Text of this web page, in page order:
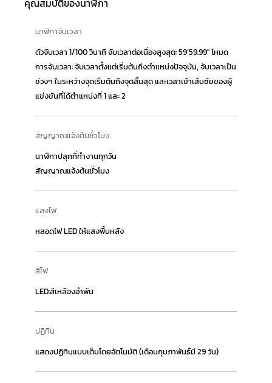
นาฬิกาจับเวลา
ตัวจับเวลา 1/100 วินาที จับเวลาต่อเนื่องสูงสุด: 59’59.99″ โหมด
การจับเวลา: จับเวลาตั้งแต่เริ่มต้นถึงตำแหน่งปัจจุบัน, จับเวลาเป็น
ช่วงๆ ในระหว่างจุดเริ่มต้นถึงจุดสิ้นสุด และเวลาเข้าเส้นชัยของผู้
แข่งขันที่ได้ตำแหน่งที่ 1 และ 2
สัญญาณแจ้งต้นชั่วโมง
นาฬิกาปลุกที่ทำงานทุกวัน
สัญญาณแจ้งต้นชั่วโมง
แสงไฟ
หลอดไฟ LED ให้แสงพื้นหลัง
สีไฟ
LED:สีเหลืองอำพัน
ปฏิทิน
แสดงปฏิทินแบบเต็มโดยอัตโนมัติ (เดือนกุมภาพันธ์มี 29 วัน)